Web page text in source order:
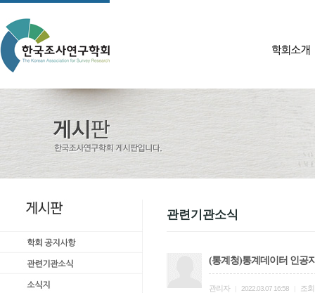
관련기관소식
(통계청)통계데이터 인공
관리자 2022.03.07 16:58 조회